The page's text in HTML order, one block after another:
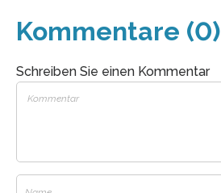
Kommentare (0)
Schreiben Sie einen Kommentar